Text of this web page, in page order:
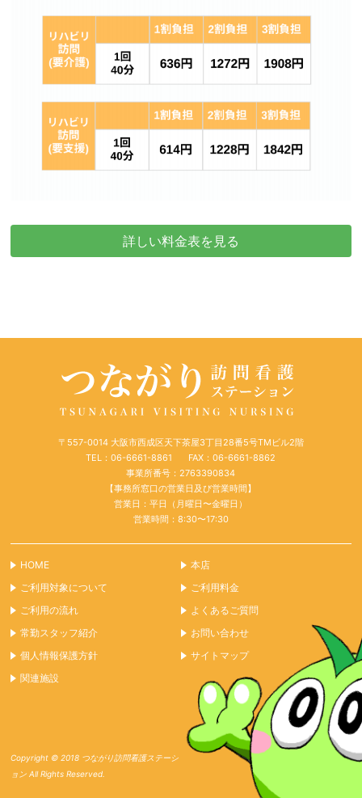
詳しい料金表を見る
〒557-0014 大阪市西成区天下茶屋3丁目28番5号TMビル2階
TEL：06-6661-8861
FAX：06-6661-8862
事業所番号：2763390834
【事務所窓口の営業日及び営業時間】
営業日：平日（月曜日〜金曜日）
営業時間：8:30〜17:30
HOME
本店
ご利用対象について
ご利用料金
ご利用の流れ
よくあるご質問
常勤スタッフ紹介
お問い合わせ
個人情報保護方針
サイトマップ
関連施設
Copyright © 2018 つながり訪問看護ステーシ
ョン All Rights Reserved.